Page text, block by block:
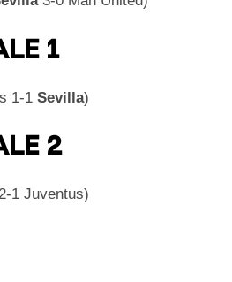
1
1-1Sevilla)
2
1 Juventus)